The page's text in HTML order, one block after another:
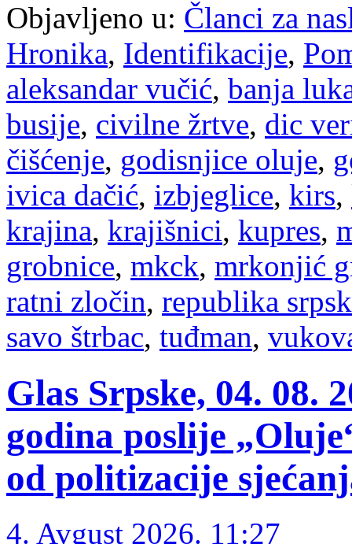
Objavljeno u: Članci za
Hronika, Identifikacije,
aleksandar vučić, banja
busije, civilne žrtve, dic
čišćenje, godisnjice oluje,
ivica dačić, izbjeglice, kirs,
krajina, krajišnici, kupres,
grobnice, mkck, mrkonjić
ratni zločin, republika
savo štrbac, tuđman,
Glas Srpske, 04. 08.
godina poslije
od politizacije
4. Avgust 2026. 11:27